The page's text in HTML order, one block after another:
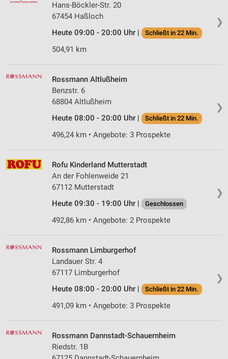
❯
Hans-Böckler-Str. 20
67454 Haßloch
Heute 09:00 - 20:00 Uhr |
Schließt in 22 Min.
504,91 km
❯
Rossmann Altlußheim
Benzstr. 6
68804 Altlußheim
Heute 08:00 - 20:00 Uhr |
Schließt in 22 Min.
496,24 km • Angebote: 3 Prospekte
❯
Rofu Kinderland Mutterstadt
An der Fohlenweide 21
67112 Mutterstadt
Heute 09:30 - 19:00 Uhr |
Geschlossen
492,86 km • Angebote: 2 Prospekte
❯
Rossmann Limburgerhof
Landauer Str. 4
67117 Limburgerhof
Heute 08:00 - 20:00 Uhr |
Schließt in 22 Min.
491,09 km • Angebote: 3 Prospekte
Rossmann Dannstadt-Schauernheim
Riedstr. 1B